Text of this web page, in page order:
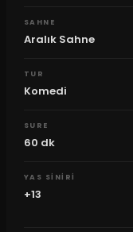
SAHNE
Aralık Sahne
TUR
Komedi
SURE
60 dk
YAS SINIRI
+13